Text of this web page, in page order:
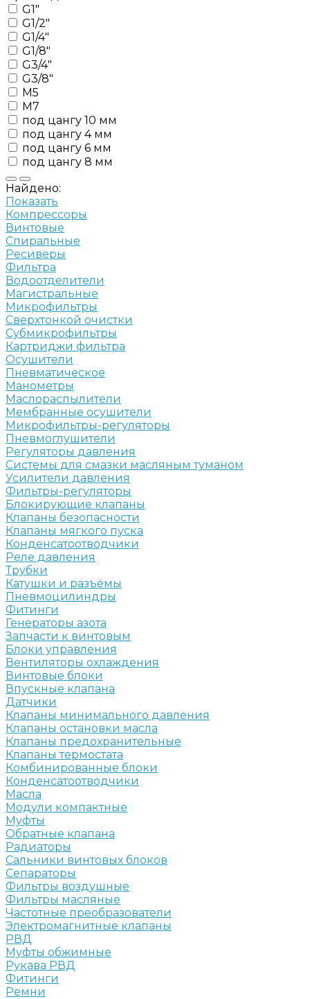
G1"
G1/2"
G1/4"
G1/8"
G3/4"
G3/8"
M5
M7
под цангу 10 мм
под цангу 4 мм
под цангу 6 мм
под цангу 8 мм
Найдено:
Показать
Компрессоры
Винтовые
Спиральные
Ресиверы
Фильтра
Водоотделители
Магистральные
Микрофильтры
Сверхтонкой очистки
Субмикрофильтры
Картриджи фильтра
Осушители
Пневматическое
Манометры
Маслораспылители
Мембранные осушители
Микрофильтры-регуляторы
Пневмоглушители
Регуляторы давления
Системы для смазки масляным туманом
Усилители давления
Фильтры-регуляторы
Блокирующие клапаны
Клапаны безопасности
Клапаны мягкого пуска
Конденсатоотводчики
Реле давления
Трубки
Катушки и разъёмы
Пневмоцилиндры
Фитинги
Генераторы азота
Запчасти к винтовым
Блоки управления
Вентиляторы охлаждения
Винтовые блоки
Впускные клапана
Датчики
Клапаны минимального давления
Клапаны остановки масла
Клапаны предохранительные
Клапаны термостата
Комбинированные блоки
Конденсатоотводчики
Масла
Модули компактные
Муфты
Обратные клапана
Радиаторы
Сальники винтовых блоков
Сепараторы
Фильтры воздушные
Фильтры масляные
Частотные преобразователи
Электромагнитные клапаны
РВД
Муфты обжимные
Рукава РВД
Фитинги
Ремни